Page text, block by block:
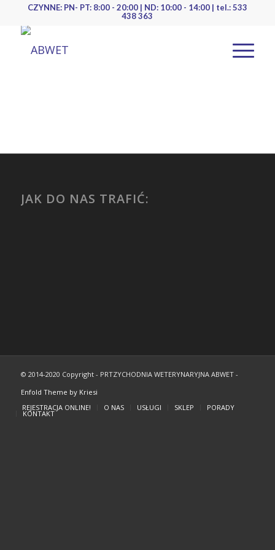
CZYNNE: PN- PT: 8:00 - 20:00 | ND: 10:00 - 14:00 | tel.: 533
438 363
JAK DO NAS TRAFIĆ:
© 2014-2020 Copyright - PRTZYCHODNIA WETERYNARYJNA ABWET -
Enfold Theme by Kriesi
REJESTRACJA ONLINE!
O NAS USŁUGI SKLEP PORADY
KONTAKT